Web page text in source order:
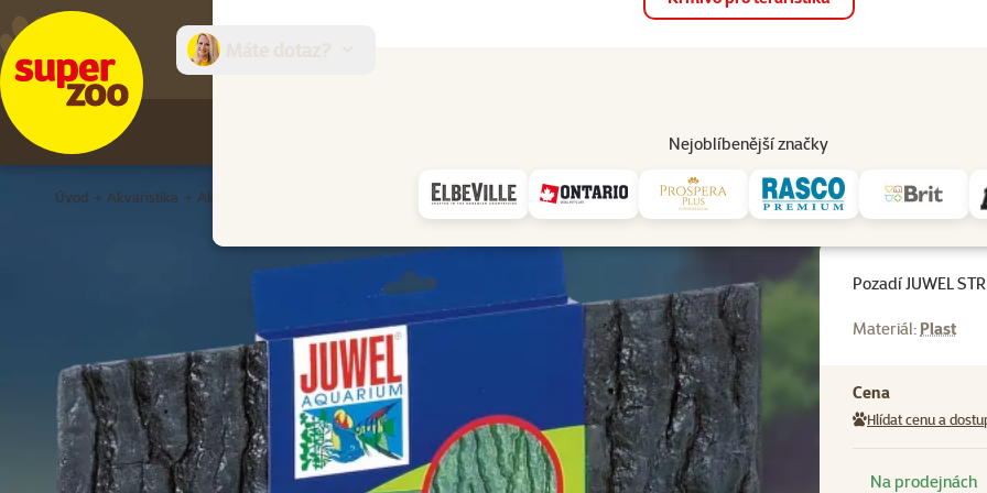
Nejoblíbenější značky
Prodejny Služby
Úvod Akvaristika Akvarijní dekorace a písky Pozadí do akvária Plastikové 3D pozadí Pozadí JUWEL STR 600
Pozadí JUWEL
Materiál: Plast
Cena
Hlídat cenu a
Na prodejnách